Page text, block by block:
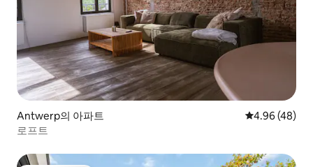
Antwerp의 아파트 평점 4.96점(5
4.96 (48)
로프트